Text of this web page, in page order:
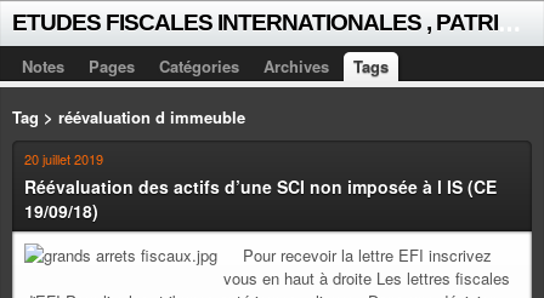
Notes Pages Catégories Archives Tags
Tag > réévaluation d immeuble
20 juillet 2019
Réévaluation des actifs d’une SCI non imposée à l IS (CE
19/09/18)
Pour recevoir la lettre EFI inscrivez
vous en haut à droite Les lettres fiscales